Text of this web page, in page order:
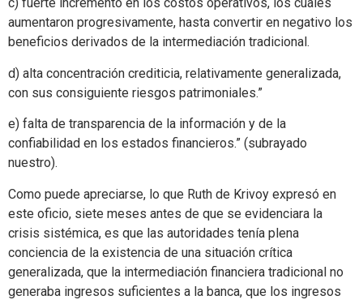
c) fuerte incremento en los costos operativos, los cuales
aumentaron progresivamente, hasta convertir en negativo los
beneficios derivados de la intermediación tradicional.
d) alta concentración crediticia, relativamente generalizada,
con sus consiguiente riesgos patrimoniales.”
e) falta de transparencia de la información y de la
confiabilidad en los estados financieros.” (subrayado
nuestro).
Como puede apreciarse, lo que Ruth de Krivoy expresó en
este oficio, siete meses antes de que se evidenciara la
crisis sistémica, es que las autoridades tenía plena
conciencia de la existencia de una situación crítica
generalizada, que la intermediación financiera tradicional no
generaba ingresos suficientes a la banca, que los ingresos